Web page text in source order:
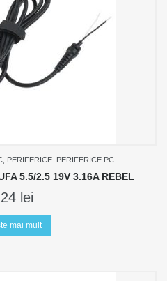
PERIFERICE PERIFERICE PC
5.5/2.5 19V 3.16A REBEL
lei
mai mult